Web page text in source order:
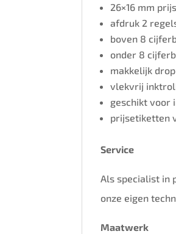
26×16 mm
afdruk 2
boven 8
onder 8
makkelijk
vlekvrij
geschikt voor
prijsetiketten
Service
Als specialist in
onze eigen
Maatwerk